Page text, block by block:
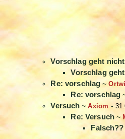
Vorschlag geht
Vorschlag
Re: vorschlag~
Re: vorschlag
Versuch ~Axiom -
Re: Versuch ~
Falsch??